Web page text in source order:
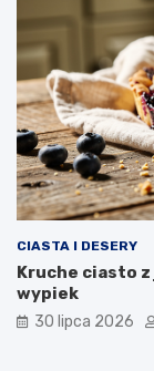
CIASTA I DESERY
Kruche ciasto
wypiek
30 lipca 2026